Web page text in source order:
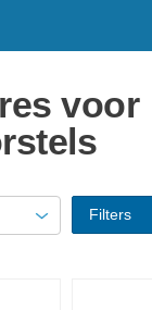
voor
Filters